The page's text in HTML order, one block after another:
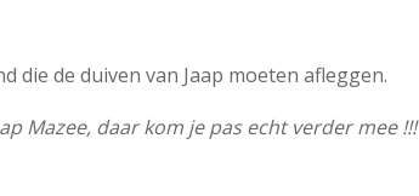
die de duiven van Jaap moeten afleggen.
Mazee, daar kom je pas echt verder mee !!!